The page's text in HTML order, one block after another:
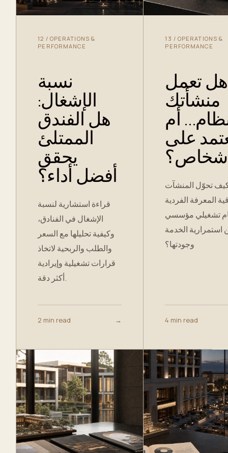
12 / OPERATIONS &
PERFORMANCE
نسبة
الإشغال:
هل الفندق
الممتلئ
يحقق
أفضل أداء؟
قراءة استشارية لنسبة
الإشغال في الفنادق،
وكيفية تحليلها مع السعر
والطلب والربحية لاتخاذ
قرارات تشغيلية وإيرادية
أكثر دقة.
2 min read →
13 / OPERATIONS &
PERFORMANCE
هل تعمل
منشأتك
أم
على
تحوّل المنشآت
المعرفة الفردية
تشغيلي مؤسسي
الخدمة
وجودتها؟
4 min read